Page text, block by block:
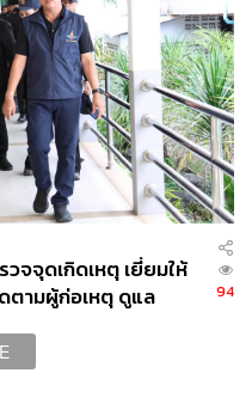
จจุดเกิดเหตุ เยี่ยมให้
ตามผู้ก่อเหตุ ดูแล
94